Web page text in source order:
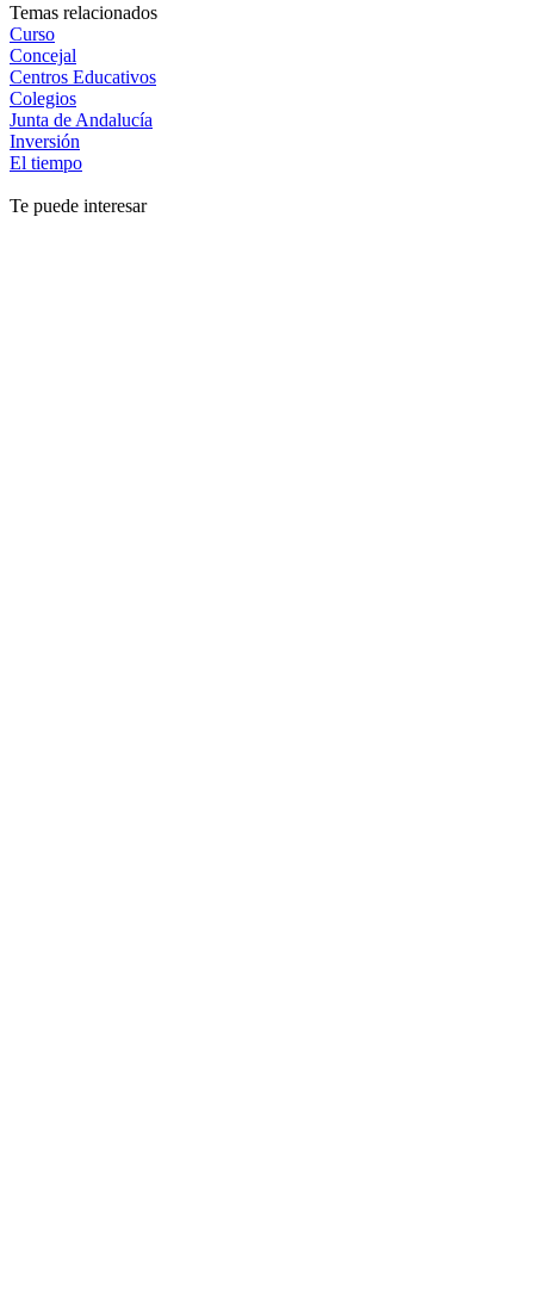
Temas relacionados
Curso
Concejal
Centros Educativos
Colegios
Junta de Andalucía
Inversión
El tiempo
Te puede interesar